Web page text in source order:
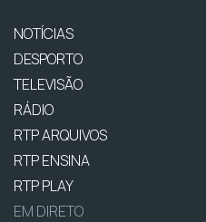
NOTÍCIAS
DESPORTO
TELEVISÃO
RÁDIO
RTP ARQUIVOS
RTP ENSINA
RTP PLAY
EM DIRETO